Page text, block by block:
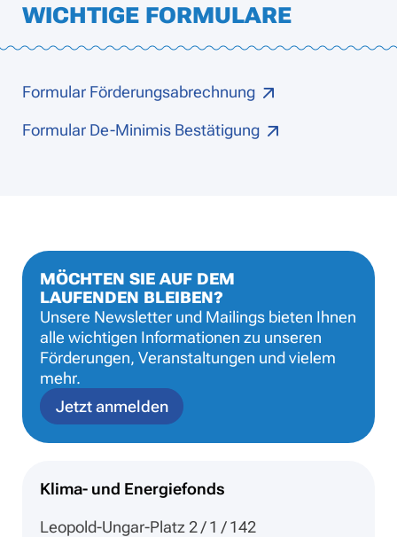
WICHTIGE FORMULARE
Formular Förderungsabrechnung
Formular De-Minimis Bestätigung
MÖCHTEN SIE AUF DEM
LAUFENDEN BLEIBEN?
Unsere Newsletter und Mailings bieten Ihnen
alle wichtigen Informationen zu unseren
Förderungen, Veranstaltungen und vielem
mehr.
Jetzt anmelden
Klima- und Energiefonds
Leopold-Ungar-Platz 2 / 1 / 142